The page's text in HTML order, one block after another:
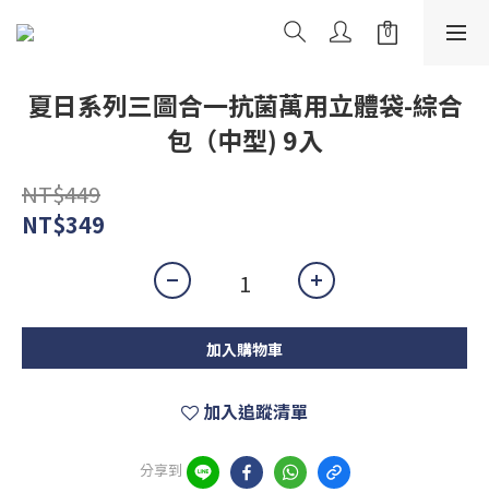
夏日系列三圖合一抗菌萬用立體袋-綜合
包（中型) 9入
NT$449
NT$349
加入購物車
加入追蹤清單
分享到